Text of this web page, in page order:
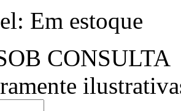
Em estoque
CONSULTA